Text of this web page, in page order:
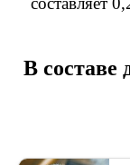
В составе